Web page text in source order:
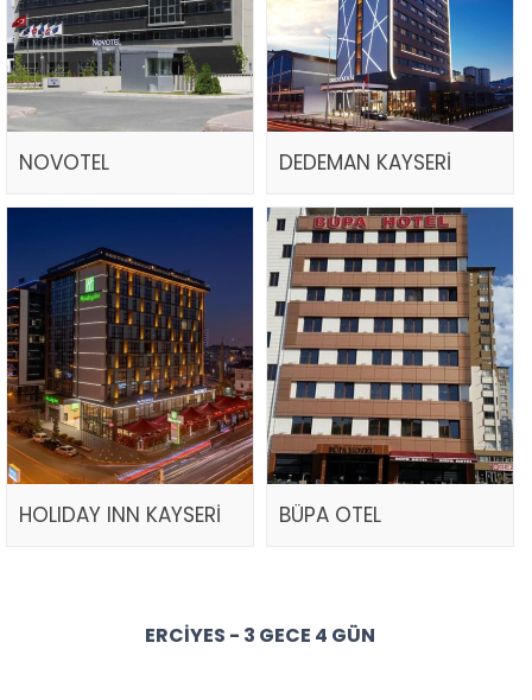
NOVOTEL DEDEMAN KAYSERİ
HOLIDAY INN KAYSERİ BÜPA OTEL
ERCIYES - 3 GECE 4 GÜN